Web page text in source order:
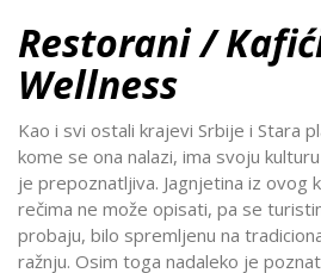
Restorani /
Wellness
Kao i svi ostali krajevi Srbije i Stara
kome se ona nalazi, ima svoju
je prepoznatljiva. Jagnjetina iz ovog
rečima ne može opisati, pa se
probaju, bilo spremljenu na
ražnju. Osim toga nadaleko je